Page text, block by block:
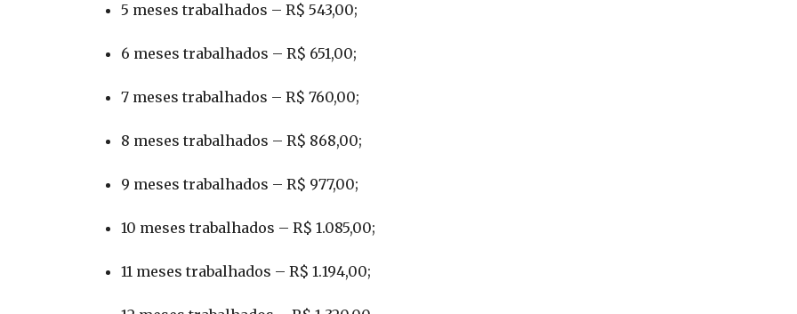
5 meses trabalhados – R$ 543,00;
6 meses trabalhados – R$ 651,00;
7 meses trabalhados – R$ 760,00;
8 meses trabalhados – R$ 868,00;
9 meses trabalhados – R$ 977,00;
10 meses trabalhados – R$ 1.085,00;
11 meses trabalhados – R$ 1.194,00;